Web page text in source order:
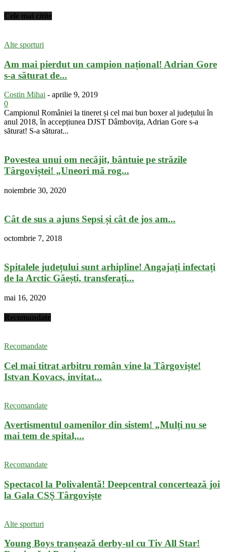
Cele mai citite
Alte sporturi
Am mai pierdut un campion național! Adrian Gore
s-a săturat de...
Costin Mihai - aprilie 9, 2019
0
Campionul României la tineret și cel mai bun boxer al județului în
anul 2018, în accepțiunea DJST Dâmbovița, Adrian Gore s-a
săturat! S-a săturat...
Povestea unui om necăjit, bântuie pe străzile
Târgoviștei! „Uneori mă rog...
noiembrie 30, 2020
Cât de sus a ajuns Sepsi și cât de jos am...
octombrie 7, 2018
Spitalele județului sunt arhipline! Angajați infectați
de la Arctic Găești, transferați...
mai 16, 2020
Recomandate
Recomandate
Cel mai titrat arbitru român vine la Târgoviște!
Istvan Kovacs, invitat...
Recomandate
Avertismentul oamenilor din sistem! „Mulți nu se
mai tem de spital,...
Recomandate
Spectacol la Polivalentă! Deepcentral concertează joi
la Gala CSȘ Târgoviște
Alte sporturi
Young Boys tranșează derby-ul cu Tiv All Star!